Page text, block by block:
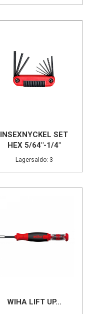
INSEXNYCKEL SET
HEX 5/64"-1/4"
Lagersaldo: 3
WIHA LIFT UP...